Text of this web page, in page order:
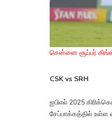
சென்னை சூப்பர்
CSK vs SRH
ஐபிஎல் 2025
சேப்பாக்கத்தில் உள்ள